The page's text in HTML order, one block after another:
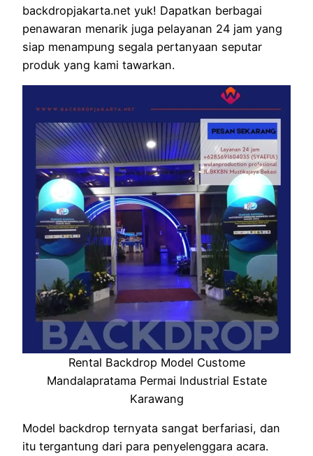
backdropjakarta.net yuk! Dapatkan berbagai
penawaran menarik juga pelayanan 24 jam yang
siap menampung segala pertanyaan seputar
produk yang kami tawarkan.
Rental Backdrop Model Custome
Mandalapratama Permai Industrial Estate
Karawang
Model backdrop ternyata sangat berfariasi, dan
itu tergantung dari para penyelenggara acara.